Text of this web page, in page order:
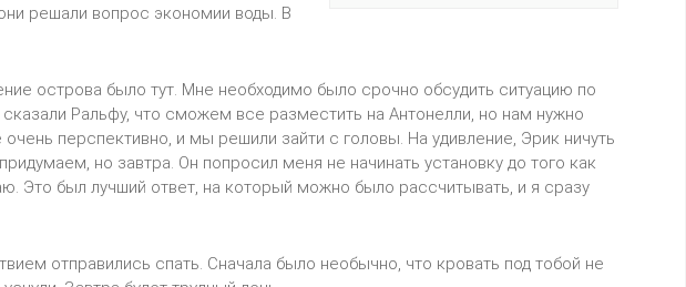
решали вопрос экономии воды. В
острова было тут. Мне необходимо было срочно обсудить ситуацию по
Ральфу, что сможем все разместить на Антонелли, но нам нужно
перспективно, и мы решили зайти с головы. На удивление, Эрик ничуть
но завтра. Он попросил меня не начинать установку до того как
Это был лучший ответ, на который можно было рассчитывать, и я сразу
отправились спать. Сначала было необычно, что кровать под тобой не